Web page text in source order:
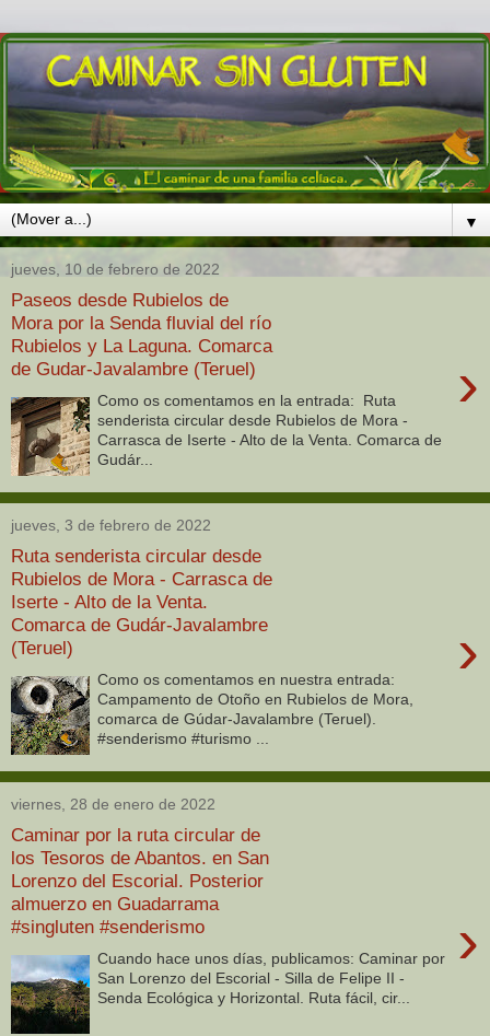
▼
jueves, 10 de febrero de 2022
Paseos desde Rubielos de
Mora por la Senda fluvial del río
Rubielos y La Laguna. Comarca
de Gudar-Javalambre (Teruel)
›
Como os comentamos en la entrada: Ruta
senderista circular desde Rubielos de Mora -
Carrasca de Iserte - Alto de la Venta. Comarca de
Gudár...
jueves, 3 de febrero de 2022
Ruta senderista circular desde
Rubielos de Mora - Carrasca de
Iserte - Alto de la Venta.
Comarca de Gudár-Javalambre
(Teruel)
›
Como os comentamos en nuestra entrada:
Campamento de Otoño en Rubielos de Mora,
comarca de Gúdar-Javalambre (Teruel).
#senderismo #turismo ...
viernes, 28 de enero de 2022
Caminar por la ruta circular de
los Tesoros de Abantos. en San
Lorenzo del Escorial. Posterior
almuerzo en Guadarrama
#singluten #senderismo
›
Cuando hace unos días, publicamos: Caminar por
San Lorenzo del Escorial - Silla de Felipe II -
Senda Ecológica y Horizontal. Ruta fácil, cir...